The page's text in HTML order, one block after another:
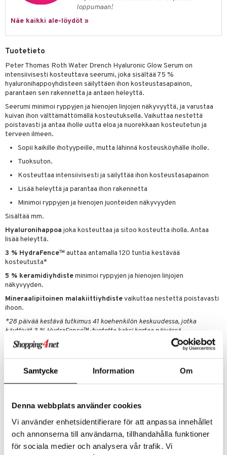
Samtycke Information Om
Denna webbplats använder cookies
Vi använder enhetsidentifierare för att anpassa innehållet
och annonserna till användarna, tillhandahålla funktioner
för sociala medier och analysera vår trafik. Vi
loppumaan!
Näe kaikki ale-löydöt »
Tuotetieto
Peter Thomas Roth Water Drench Hyaluronic Glow Serum on
intensiivisesti kosteuttava seerumi, joka sisältää 75 %
hyaluronihappoyhdisteen säilyttäen ihon kosteustasapainon,
parantaen sen rakennetta ja antaen heleyttä.
Seerumi minimoi ryppyjen ja hienojen linjojen näkyvyyttä, ja varustaa
kuivan ihon välttämättömällä kosteutuksella. Vaikuttaa nestettä
poistavasti ja antaa iholle uutta eloa ja nuorekkaan kosteutetun ja
terveen ilmeen.
Sopii kaikille ihotyypeille, mutta lähinnä kosteusköyhälle iholle.
Tuoksuton.
Kosteuttaa intensiivisesti ja säilyttää ihon kosteustasapainon
Lisää heleyttä ja parantaa ihon rakennetta
Minimoi ryppyjen ja hienojen juonteiden näkyvyyden
Sisältää mm.
Hyaluronihappoa joka kosteuttaa ja sitoo kosteutta iholla. Antaa
lisää heleyttä.
3 % HydraFence™ auttaa antamalla 120 tuntia kestävää
kosteutusta*
5 % keramidiyhdisteminimoi ryppyjen ja hienojen linjojen
näkyvyyden.
Mineraalipitoinen malakiittiyhdistevaikuttaa nestettä poistavasti
ihoon.
*28 päivää kestävä tutkimus 41 koehenkilön keskuudessa, jotka
käyttivät 3 % HydraFence™-tuotetta kaksi kertaa päivässä,
keskimääräinen kosteustasapaino kaikkien henkilöiden keskuudessa
parani 5 päivään ajan (120 tuntia) viimeisimmän käytön jälkeen.
saadaksesi intensiivistä kosteutusta ja raikasta heleyttä. Vain
ulkoiseen käyttöön.
Vinkki! levitettyäsi kasvoille, kaulalle ja dekolteelle hiero jäljelle jäänyt
seerumi käsistä käsivarsiin ka kyynärpäihin.
ja naamiot
Huulten Hoito
Elixir
Happy
Happy For Men
Miehille
& Soujaus
& Ihonpuhdistus